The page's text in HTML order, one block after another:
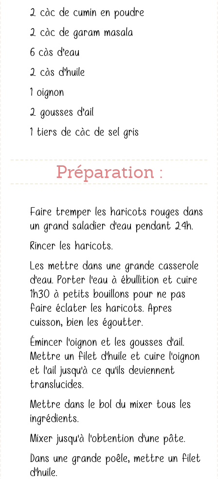
2 càc de cumin en poudre
2 càc de garam masala
6 càs d’eau
2 càs d’huile
1 oignon
2 gousses d’ail
1 tiers de càc de sel gris
Préparation :
Faire tremper les haricots rouges dans
un grand saladier d'eau pendant 24h.
Rincer les haricots.
Les mettre dans une grande casserole
d'eau. Porter l'eau à ébullition et cuire
1h30 à petits bouillons pour ne pas
faire éclater les haricots. Apres
cuisson, bien les égoutter.
Émincer l'oignon et les gousses d'ail.
Mettre un filet d'huile et cuire l'oignon
et l'ail jusqu'à ce qu'ils deviennent
translucides.
Mettre dans le bol du mixer tous les
ingrédients.
Mixer jusqu'à l'obtention d'une pâte.
Dans une grande poêle, mettre un filet
d'huile.